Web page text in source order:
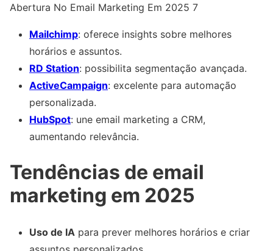
Abertura No Email Marketing Em 2025 7
Mailchimp: oferece insights sobre melhores
horários e assuntos.
RD Station: possibilita segmentação avançada.
ActiveCampaign: excelente para automação
personalizada.
HubSpot: une email marketing a CRM,
aumentando relevância.
Tendências de email
marketing em 2025
Uso de IA para prever melhores horários e criar